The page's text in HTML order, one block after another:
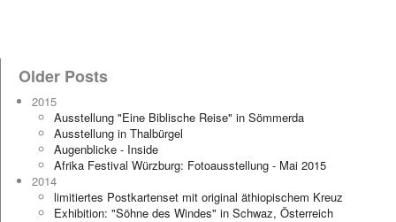
Older Posts
2015
Ausstellung "Eine Biblische Reise" in Sömmerda
Ausstellung in Thalbürgel
Augenblicke - Inside
Afrika Festival Würzburg: Fotoausstellung - Mai 2015
2014
limitiertes Postkartenset mit original äthiopischem Kreuz
Exhibition: "Söhne des Windes" in Schwaz, Österreich